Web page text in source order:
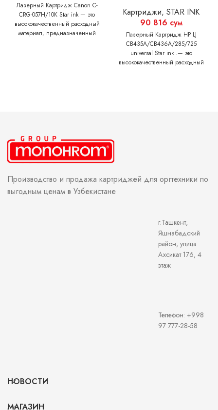
Лазерный Картридж Canon C-
CRG-057H/10K Star ink — это
высококачественный расходный
материал, предназначенный
Картриджи, STAR INK
90 816 сум
Лазерный Картридж HP LJ
CB435A/CB436A/285/725
universal Star ink .— это
высококачественный расходный
Производство и продажа картриджей для оргтехники по
выгодным ценам в Узбекистане
г.Ташкент,
Яшнабадский
район, улица
Ахсикат 176, 4
этаж
Телефон: +998
97 777-28-58
НОВОСТИ
МАГАЗИН